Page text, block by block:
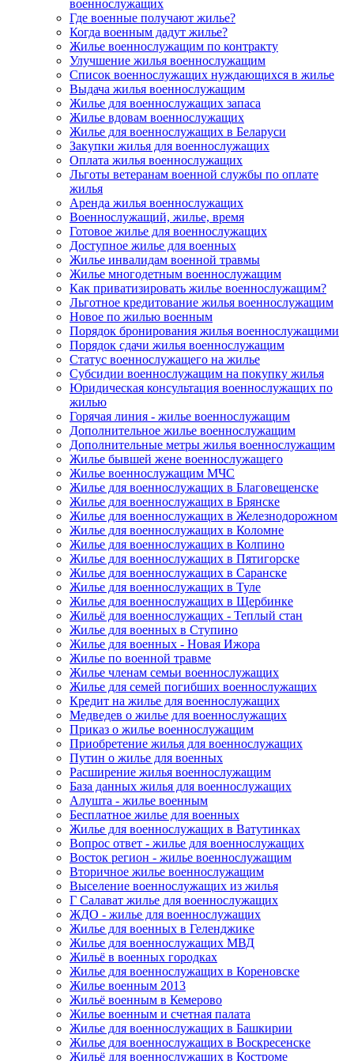
военнослужащих
Где военные получают жилье?
Когда военным дадут жилье?
Жилье военнослужащим по контракту
Улучшение жилья военнослужащим
Список военнослужащих нуждающихся в жилье
Выдача жилья военнослужащим
Жилье для военнослужащих запаса
Жилье вдовам военнослужащих
Жилье для военнослужащих в Беларуси
Закупки жилья для военнослужащих
Оплата жилья военнослужащих
Льготы ветеранам военной службы по оплате
жилья
Аренда жилья военнослужащих
Военнослужащий, жилье, время
Готовое жилье для военнослужащих
Доступное жилье для военных
Жилье инвалидам военной травмы
Жилье многодетным военнослужащим
Как приватизировать жилье военнослужащим?
Льготное кредитование жилья военнослужащим
Новое по жилью военным
Порядок бронирования жилья военнослужащими
Порядок сдачи жилья военнослужащим
Статус военнослужащего на жилье
Субсидии военнослужащим на покупку жилья
Юридическая консультация военнослужащих по
жилью
Горячая линия - жилье военнослужащим
Дополнительное жилье военнослужащим
Дополнительные метры жилья военнослужащим
Жилье бывшей жене военнослужащего
Жилье военнослужащим МЧС
Жилье для военнослужащих в Благовещенске
Жилье для военнослужащих в Брянске
Жилье для военнослужащих в Железнодорожном
Жилье для военнослужащих в Коломне
Жилье для военнослужащих в Колпино
Жилье для военнослужащих в Пятигорске
Жилье для военнослужащих в Саранске
Жилье для военнослужащих в Туле
Жилье для военнослужащих в Щербинке
Жильё для военнослужащих - Теплый стан
Жилье для военных в Ступино
Жилье для военных - Новая Ижора
Жилье по военной травме
Жилье членам семьи военнослужащих
Жилье для семей погибших военнослужащих
Кредит на жилье для военнослужащих
Медведев о жилье для военнослужащих
Приказ о жилье военнослужащим
Приобретение жилья для военнослужащих
Путин о жилье для военных
Расширение жилья военнослужащим
База данных жилья для военнослужащих
Алушта - жилье военным
Бесплатное жилье для военных
Жилье для военнослужащих в Ватутинках
Вопрос ответ - жилье для военнослужащих
Восток регион - жилье военнослужащим
Вторичное жилье военнослужащим
Выселение военнослужащих из жилья
Г Салават жилье для военнослужащих
ЖДО - жилье для военнослужащих
Жилье для военных в Геленджике
Жилье для военнослужащих МВД
Жильё в военных городках
Жилье для военнослужащих в Кореновске
Жилье военным 2013
Жильё военным в Кемерово
Жилье военным и счетная палата
Жилье для военнослужащих в Башкирии
Жилье для военнослужащих в Воскресенске
Жильё для военнослужащих в Костроме